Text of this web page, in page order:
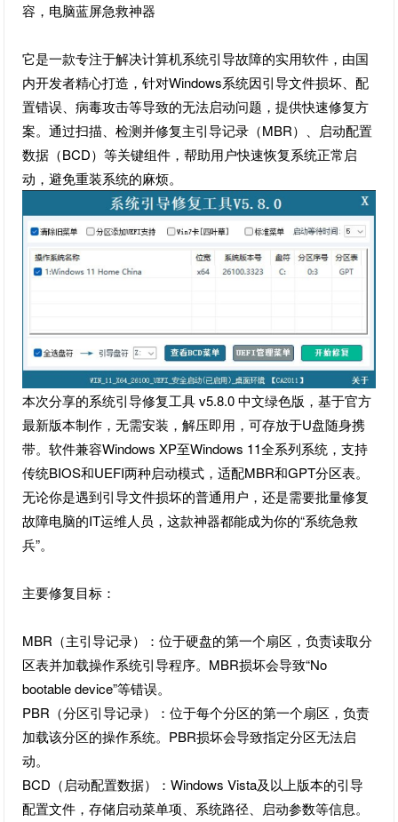
容，电脑蓝屏急救神器
它是一款专注于解决计算机系统引导故障的实用软件，由国
内开发者精心打造，针对Windows系统因引导文件损坏、配
置错误、病毒攻击等导致的无法启动问题，提供快速修复方
案。通过扫描、检测并修复主引导记录（MBR）、启动配置
数据（BCD）等关键组件，帮助用户快速恢复系统正常启
动，避免重装系统的麻烦。
本次分享的系统引导修复工具 v5.8.0 中文绿色版，基于官方
最新版本制作，无需安装，解压即用，可存放于U盘随身携
带。软件兼容Windows XP至Windows 11全系列系统，支持
传统BIOS和UEFI两种启动模式，适配MBR和GPT分区表。
无论你是遇到引导文件损坏的普通用户，还是需要批量修复
故障电脑的IT运维人员，这款神器都能成为你的“系统急救
兵”。
主要修复目标：
MBR（主引导记录）：位于硬盘的第一个扇区，负责读取分
区表并加载操作系统引导程序。MBR损坏会导致“No
bootable device”等错误。
PBR（分区引导记录）：位于每个分区的第一个扇区，负责
加载该分区的操作系统。PBR损坏会导致指定分区无法启
动。
BCD（启动配置数据）：Windows Vista及以上版本的引导
配置文件，存储启动菜单项、系统路径、启动参数等信息。